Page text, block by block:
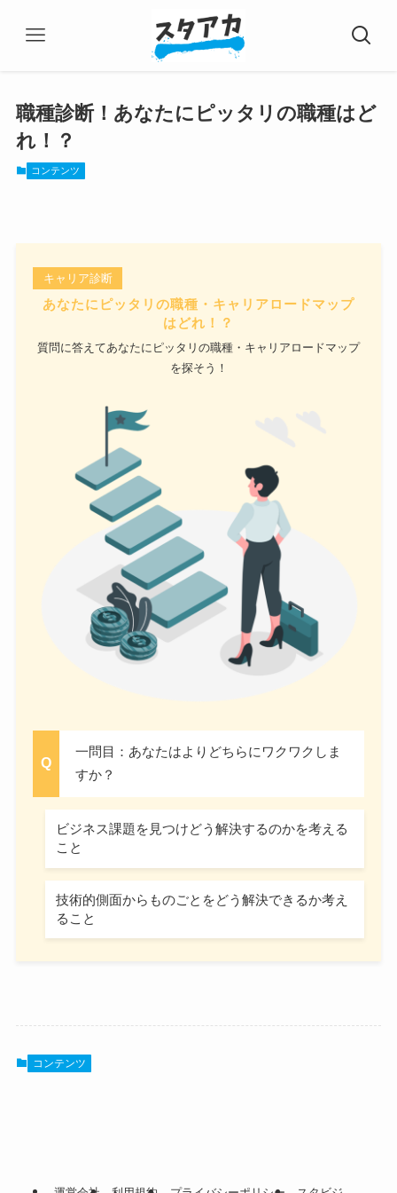
職種診断！あなたにピッタリの職種はど
れ！？
コンテンツ
キャリア診断
あなたにピッタリの職種・キャリアロードマップ
はどれ！？
質問に答えてあなたにピッタリの職種・キャリアロードマップ
を探そう！
一問目：あなたはよりどちらにワクワクしま
すか？
ビジネス課題を見つけどう解決するのかを考える
こと
技術的側面からものごとをどう解決できるか考え
ること
コンテンツ